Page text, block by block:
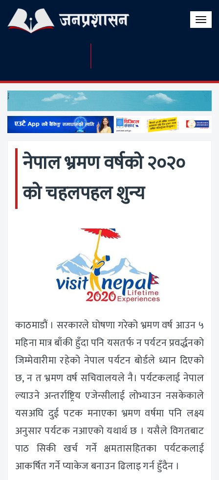
Toggle
नेपाल भ्रमण वर्षको २०२०
को चहलपहल शुन्य
काठमाडौं । सरकारले घोषणा गरेको भ्रमण वर्ष आउन ५
महिना मात्र बाँकी हुँदा पनि यसतर्फ न पर्यटन प्रवर्द्धनको
जिम्मेवारीमा रहेको नेपाल पर्यटन बोर्डले ध्यान दिएको
छ, न त भ्रमण वर्ष सचिवालयले नै। पर्यटकलाई नेपाल
ल्याउने अन्तर्राष्ट्रिय एजेन्सीलाई लोभ्याउन नसकेकाले
यसअघि दुई पटक मनाएका भ्रमण वर्षमा पनि लक्ष्य
अनुसार पर्यटक नआएको यथार्थ छ । यसैले विगतबाट
पाठ सिकी खर्च गर्ने क्षमतासहितका पर्यटकलाई
आकर्षित गर्ने प्याकेज बनाउन ढिलाइ गर्न हुँदैन ।